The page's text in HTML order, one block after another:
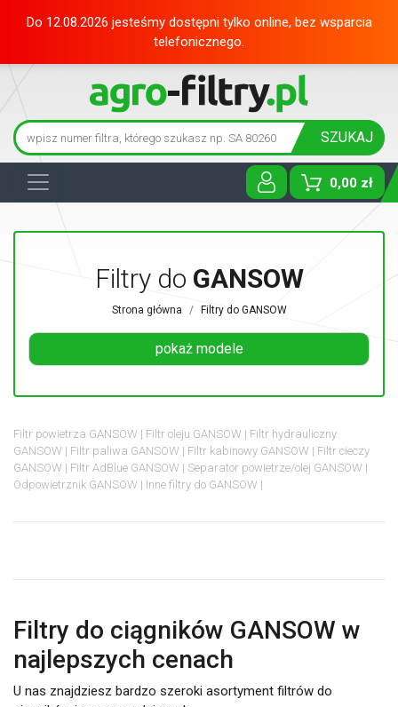
Do 12.08.2026 jesteśmy dostępni tylko online, bez wsparcia
telefonicznego.
SZUKAJ
0,00 zł
Toggle
Filtry do GANSOW
Strona główna Filtry do GANSOW
pokaż modele
Filtr powietrza GANSOW Filtr oleju GANSOW
Filtr hydrauliczny
GANSOW
Filtr paliwa GANSOW Filtr kabinowy GANSOW
Filtr cieczy
GANSOW
Filtr AdBlue GANSOW
Separator powietrze/olej GANSOW
Odpowietrznik GANSOW
Inne filtry do GANSOW
Filtry do ciągników GANSOW w
najlepszych cenach
U nas znajdziesz bardzo szeroki asortyment filtrów do